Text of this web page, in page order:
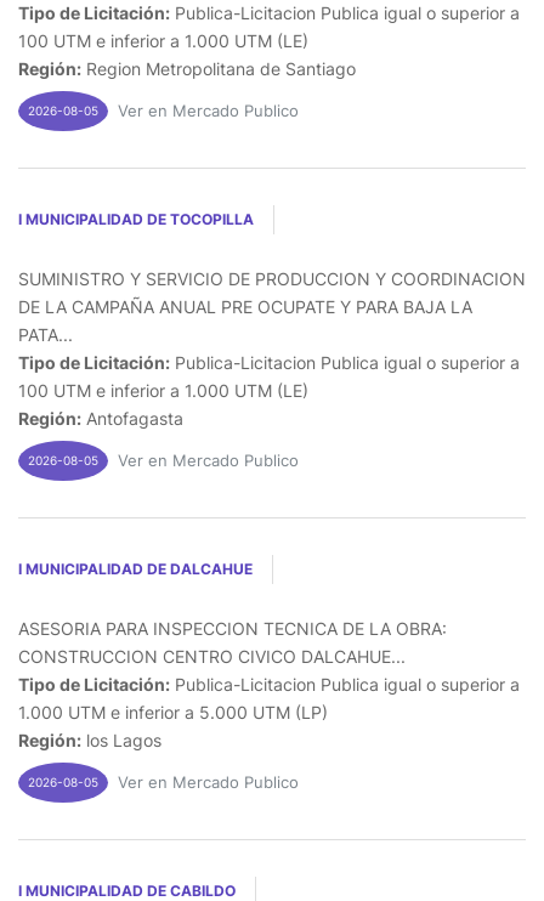
Tipo de Licitación: Publica-Licitacion Publica igual o superior a
100 UTM e inferior a 1.000 UTM (LE)
Región: Region Metropolitana de Santiago
2026-08-05 Ver en Mercado Publico
I MUNICIPALIDAD DE TOCOPILLA
SUMINISTRO Y SERVICIO DE PRODUCCION Y COORDINACION
DE LA CAMPAÑA ANUAL PRE OCUPATE Y PARA BAJA LA
PATA...
Tipo de Licitación: Publica-Licitacion Publica igual o superior a
100 UTM e inferior a 1.000 UTM (LE)
Región: Antofagasta
2026-08-05 Ver en Mercado Publico
I MUNICIPALIDAD DE DALCAHUE
ASESORIA PARA INSPECCION TECNICA DE LA OBRA:
CONSTRUCCION CENTRO CIVICO DALCAHUE...
Tipo de Licitación: Publica-Licitacion Publica igual o superior a
1.000 UTM e inferior a 5.000 UTM (LP)
Región: los Lagos
2026-08-05 Ver en Mercado Publico
I MUNICIPALIDAD DE CABILDO